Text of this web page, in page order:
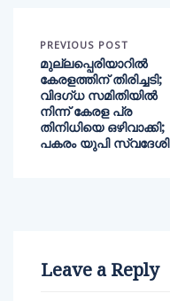
PREVIOUS POST
മുല്ലപ്പെരിയാറിൽ
കേരളത്തിന് തിരിച്ചടി;
വിദ​ഗ്ധ സമിതിയിൽ
നിന്ന് കേരള പ്ര
തിനിധിയെ ഒഴിവാക്കി;
പകരം യുപി സ്വദേശി
Leave a Reply